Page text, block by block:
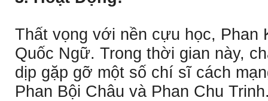
Thất vọng với nền cựu học, Phan
Quốc Ngữ. Trong thời gian này,
dịp gặp gỡ một số chí sĩ cách
Phan Bội Châu và Phan Chu